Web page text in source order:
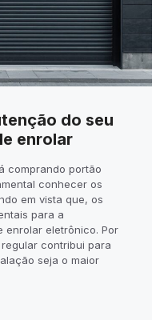
do seu
enrolar
comprando portão
conhecer os
em vista que, os
para a
enrolar eletrônico. Por
contribui para
seja o maior